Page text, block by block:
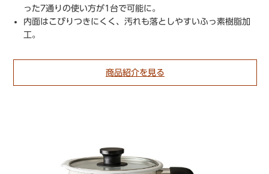
った7通りの使い方が1台で可能に。
内面はこびりつきにくく、汚れも落としやすいふっ素樹脂加
工。
商品紹介を見る